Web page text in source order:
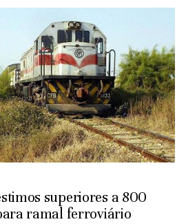
superiores a 800
ramal ferroviário